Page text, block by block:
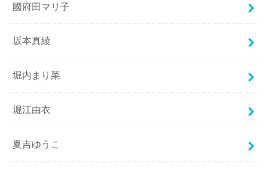
國府田マリ子
坂本真綾
堀内まり菜
堀江由衣
夏吉ゆうこ